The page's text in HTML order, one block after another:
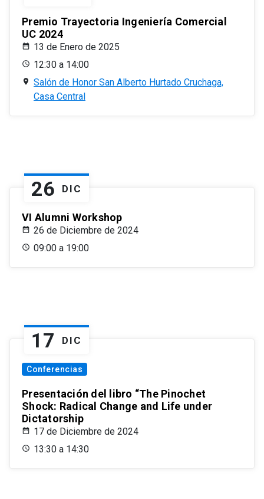
Premio Trayectoria Ingeniería Comercial
UC 2024
13 de Enero de 2025
12:30 a 14:00
Salón de Honor San Alberto Hurtado Cruchaga,
Casa Central
26 DIC
VI Alumni Workshop
26 de Diciembre de 2024
09:00 a 19:00
17 DIC
Conferencias
Presentación del libro “The Pinochet
Shock: Radical Change and Life under
Dictatorship
17 de Diciembre de 2024
13:30 a 14:30